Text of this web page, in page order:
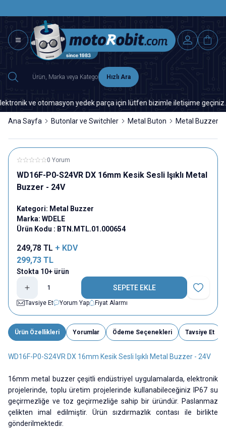
Hızlı Ara
ve otomasyon yedek parça için lütfen bizimle iletişime geçiniz.
Ana Sayfa Butonlar ve Switchler Metal Buton Metal Buzzer
0 Yorum
WD16F-P0-S24VR DX 16mm Kesik Sesli Işıklı Metal
Buzzer - 24V
Kategori: Metal Buzzer
Marka: WDELE
Ürün Kodu : BTN.MTL.01.000654
249,78 TL + KDV
299,73 TL
Stokta 10+ ürün
SEPETE EKLE
Favoriye
Tavsiye Et
Yorum Yap Fiyat Alarmı
Ürün Özellikleri Yorumlar Ödeme Seçenekleri Tavsiye Et
WD16F-P0-S24VR DX 16mm Kesik Sesli Işıklı Metal Buzzer - 24V
16mm metal buzzer çeşitli endüstriyel uygulamalarda, elektronik
projelerinde, toplu üretim projelerinde kullanabileceğiniz IP67 su
geçirmezliğe ve toz geçirmezliğe sahip bir üründür. Paslanmaz
çelikten imal edilmiştir. Ürün sızdırmazlık contası ile birlikte
gönderilmektedir.